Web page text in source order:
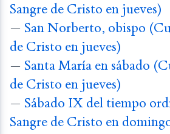
Sangre de Cristo en jueves)
— San Norberto, obispo
de Cristo en jueves)
— Santa María en sábado
de Cristo en jueves)
— Sábado IX del tiempo
Sangre de Cristo en